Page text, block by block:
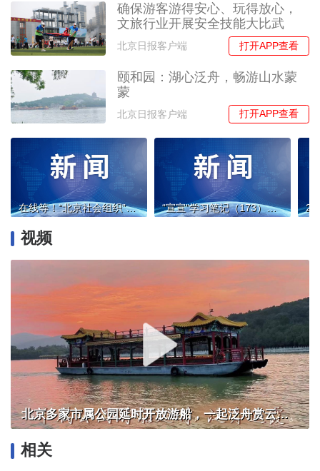
确保游客游得安心、玩得放心，
文旅行业开展安全技能大比武
北京日报客户端 打开APP查看
颐和园：湖心泛舟，畅游山水蒙
蒙
北京日报客户端 打开APP查看
在线等！“北京社会组织”邀您提建议啦 “宣宣”学习笔记（173）丨“为民造福是最大政绩”的核心要义、问题检视与实践路径
视频
北京多家市属公园延时开放游船，一起泛舟赏云霞！
相关